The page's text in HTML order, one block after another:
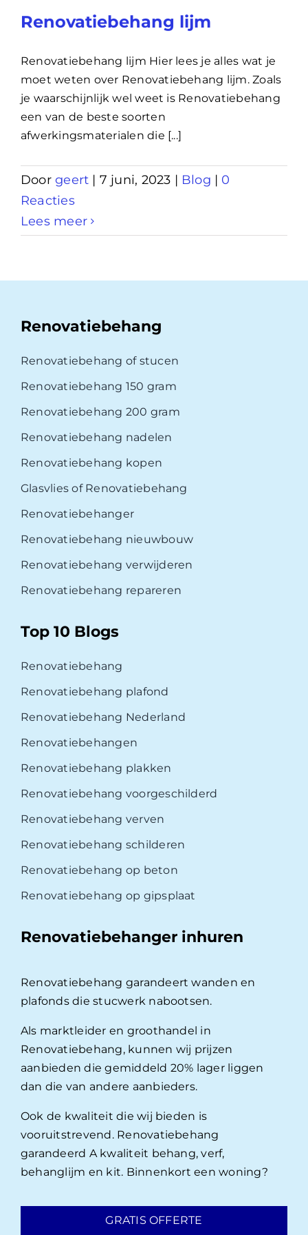
Renovatiebehang lijm
Renovatiebehang lijm Hier lees je alles wat je
moet weten over Renovatiebehang lijm. Zoals
je waarschijnlijk wel weet is Renovatiebehang
een van de beste soorten
afwerkingsmaterialen die [...]
Doorgeert | 7 juni, 2023 | Blog | 0
Reacties
Lees meer
Renovatiebehang
Renovatiebehang of stucen
Renovatiebehang 150 gram
Renovatiebehang 200 gram
Renovatiebehang nadelen
Renovatiebehang kopen
Glasvlies of Renovatiebehang
Renovatiebehanger
Renovatiebehang nieuwbouw
Renovatiebehang verwijderen
Renovatiebehang repareren
Top 10 Blogs
Renovatiebehang
Renovatiebehang plafond
Renovatiebehang Nederland
Renovatiebehangen
Renovatiebehang plakken
Renovatiebehang voorgeschilderd
Renovatiebehang verven
Renovatiebehang schilderen
Renovatiebehang op beton
Renovatiebehang op gipsplaat
Renovatiebehanger inhuren
Renovatiebehang garandeert wanden en
plafonds die stucwerk nabootsen.
Als marktleider en groothandel in
Renovatiebehang, kunnen wij prijzen
aanbieden die gemiddeld 20% lager liggen
dan die van andere aanbieders.
Ook de kwaliteit die wij bieden is
vooruitstrevend. Renovatiebehang
garandeerd A kwaliteit behang, verf,
behanglijm en kit. Binnenkort een woning?
GRATIS OFFERTE